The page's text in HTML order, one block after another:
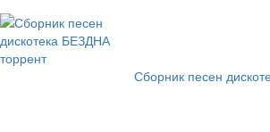
Сборник песен